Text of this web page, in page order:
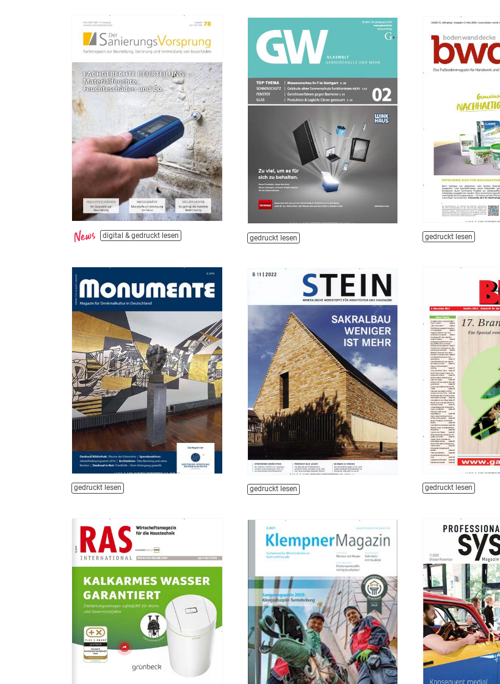
digital & gedruckt lesen gedruckt lesen
gedruckt lesen
gedruckt lesen gedruckt lesen
gedruckt lesen